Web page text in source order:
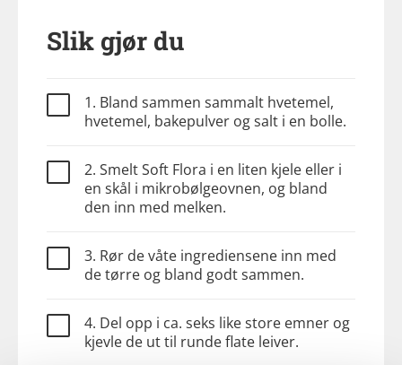
Slik gjør du
1. Bland sammen sammalt hvetemel,
hvetemel, bakepulver og salt i en bolle.
2. Smelt Soft Flora i en liten kjele eller i
en skål i mikrobølgeovnen, og bland
den inn med melken.
3. Rør de våte ingrediensene inn med
de tørre og bland godt sammen.
4. Del opp i ca. seks like store emner og
kjevle de ut til runde flate leiver.